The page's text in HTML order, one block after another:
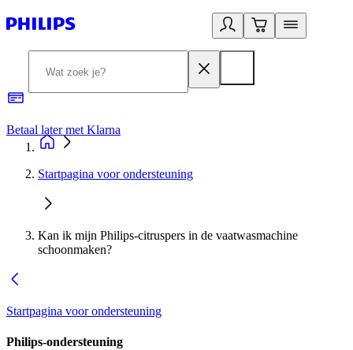
Betaal later met Klarna
Startpagina voor ondersteuning
Kan ik mijn Philips-citruspers in de vaatwasmachine
schoonmaken?
Startpagina voor ondersteuning
Philips-ondersteuning